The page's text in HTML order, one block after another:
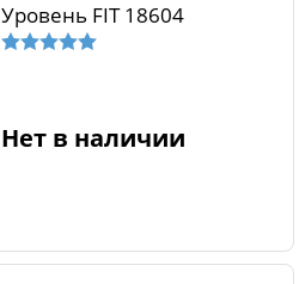
Уровень FIT 18604
Нет в наличии